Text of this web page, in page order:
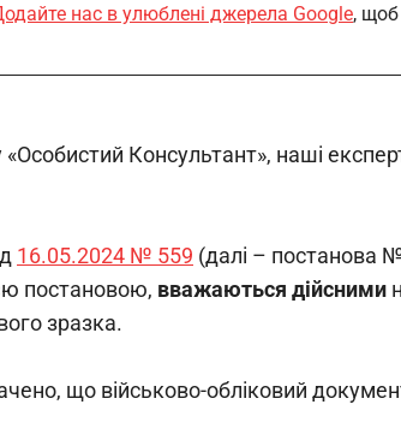
нас в улюблені джерела Google, щоб
«Особистий Консультант», наші
16.05.2024 № 559 (далі – постанова
постановою, вважаються дійсними
зразка.
що військово-обліковий